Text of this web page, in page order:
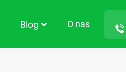
Blog O nas